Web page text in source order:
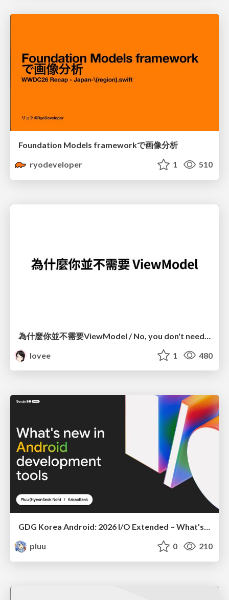
Foundation Models frameworkで画像分析
ryodeveloper
1 510
lovee
1 480
GDG Korea Android: 2026 I/O Extended ~ What's new in Android development tools
pluu
0 210